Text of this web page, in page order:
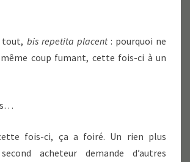
tout, bis repetita placent: pourquoi ne
coup fumant, cette fois-ci à un
fois-ci, ça a foiré. Un rien plus
acheteur demande d’autres